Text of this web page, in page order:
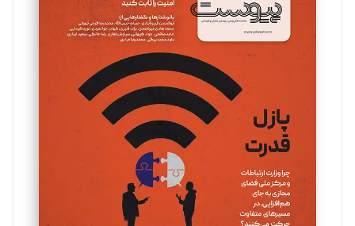
مینا پاکدل
یسنا امان‌پور
تحریریه
ملینا جعفری
تحریریه